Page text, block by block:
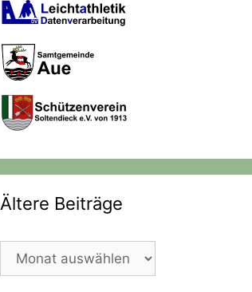
Ältere Beiträge
Ältere
Beiträge